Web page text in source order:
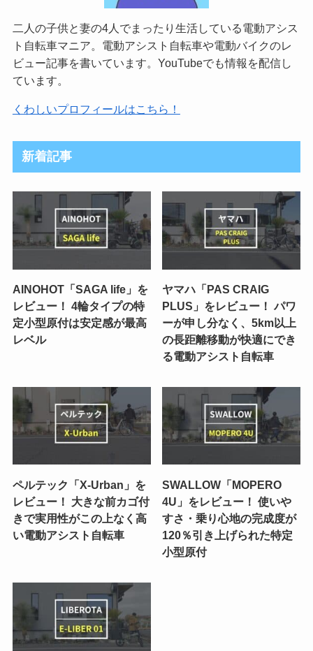
二人の子供と妻の4人でまったり生活している電動アシス
ト自転車マニア。電動アシスト自転車や電動バイクのレ
ビュー記事を書いています。YouTubeでも情報を配信し
ています。
くわしいプロフィールはこちら！
新着記事
AINOHOT「SAGA life」を
レビュー！ 4輪タイプの特
定小型原付は安定感が最高
レベル
ヤマハ「PAS CRAIG
PLUS」をレビュー！ パワ
ーが申し分なく、5km以上
の長距離移動が快適にでき
る電動アシスト自転車
ペルテック「X-Urban」を
レビュー！ 大きな前カゴ付
きで実用性がこの上なく高
い電動アシスト自転車
SWALLOW「MOPERO
4U」をレビュー！ 使いや
すさ・乗り心地の完成度が
120％引き上げられた特定
小型原付